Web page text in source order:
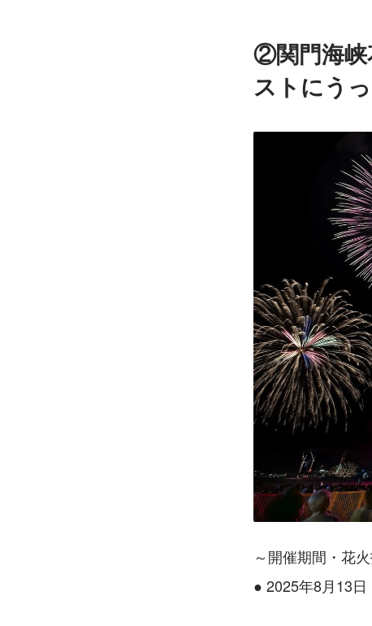
②関門海峡
ストにう
～開催期間・花
● 2025年8月13日